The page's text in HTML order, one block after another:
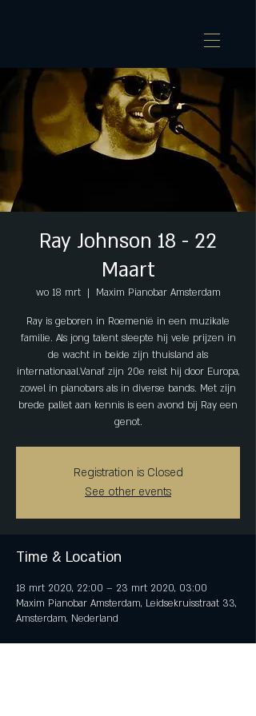
Ray Johnson 18 - 22
Maart
wo 18 mrt
  |
Maxim Pianobar Amsterdam
Ray is geboren in Roemenië in een muzikale
familie. Als jong talent sleepte hij vele prijzen in
de wacht in beide zijn thuisland als
internationaal.Vanaf zijn 20e reist hij door Europa,
zowel in pianobars als in diverse bands. Met zijn
brede pallet aan kennis is een avond bij Ray een
genot.
Registration is Closed
See other events
Time & Location
18 mrt 2020, 22:00 – 23 mrt 2020, 03:00
Maxim Pianobar Amsterdam, Leidsekruisstraat 33,
Amsterdam, Nederland